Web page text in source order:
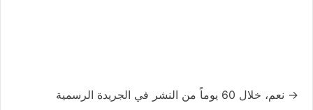
→ نعم، خلال 60 يوماً من النشر في الجريدة الرسمية